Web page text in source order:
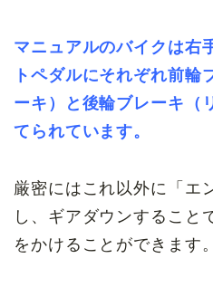
マニュアルのバイクは右
トペダルにそれぞれ前輪
ーキ）と後輪ブレーキ（
てられています。
厳密にはこれ以外に「エ
し、ギアダウンすること
をかけることができます。